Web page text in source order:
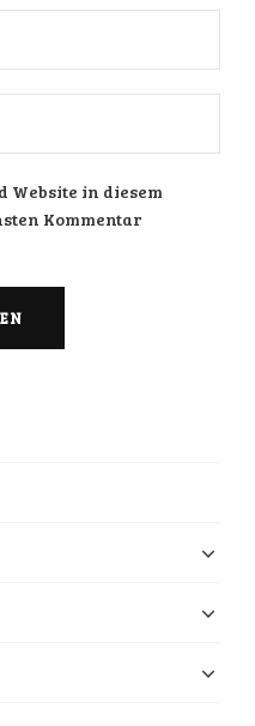
Website in diesem
Kommentar